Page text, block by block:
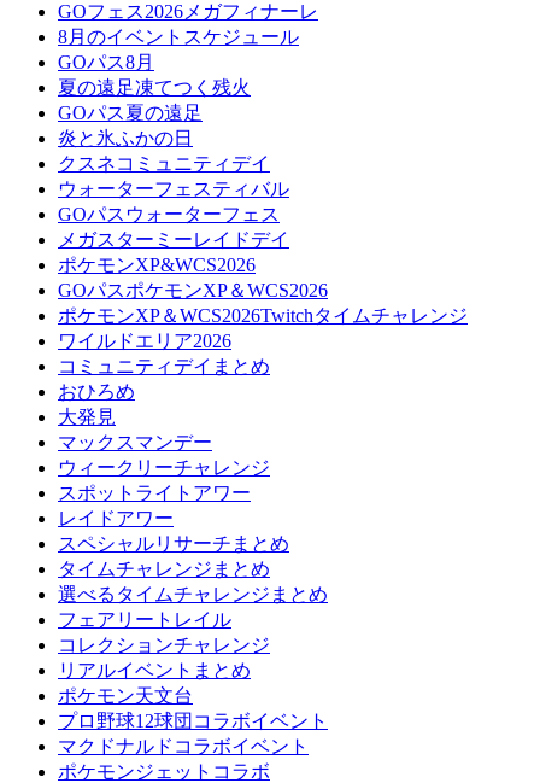
GOフェス2026メガフィナーレ
8月のイベントスケジュール
GOパス8月
夏の遠足凍てつく残火
GOパス夏の遠足
炎と氷ふかの日
クスネコミュニティデイ
ウォーターフェスティバル
GOパスウォーターフェス
メガスターミーレイドデイ
ポケモンXP&WCS2026
GOパスポケモンXP＆WCS2026
ポケモンXP＆WCS2026Twitchタイムチャレンジ
ワイルドエリア2026
コミュニティデイまとめ
おひろめ
大発見
マックスマンデー
ウィークリーチャレンジ
スポットライトアワー
レイドアワー
スペシャルリサーチまとめ
タイムチャレンジまとめ
選べるタイムチャレンジまとめ
フェアリートレイル
コレクションチャレンジ
リアルイベントまとめ
ポケモン天文台
プロ野球12球団コラボイベント
マクドナルドコラボイベント
ポケモンジェットコラボ